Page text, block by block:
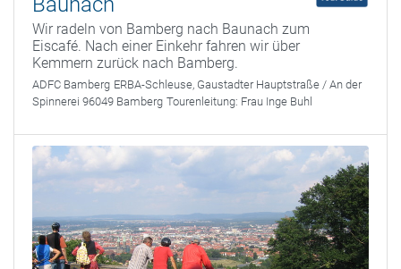
Wir radeln von Bamberg nach Baunach zum
Eiscafé. Nach einer Einkehr fahren wir über
Kemmern zurück nach Bamberg.
ADFC Bamberg ERBA-Schleuse, Gaustadter Hauptstraße / An der
Spinnerei 96049 Bamberg Tourenleitung: Frau Inge Buhl